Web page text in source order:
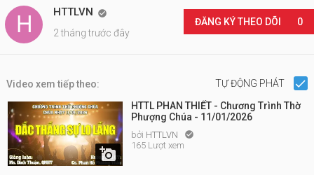
HTTLVN 
2 tháng trước đây
ĐĂNG KÝ THEO DÕI 0
Video xem tiếp theo: TỰ ĐỘNG PHÁT

HTTL PHAN THIẾT - Chương Trình Thờ
Phượng Chúa - 11/01/2026
bởi HTTLVN 
165 Lượt xem